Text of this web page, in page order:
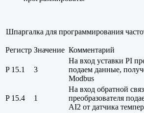
Шпаргалка для программирования
Регистр Значение Комментарий
P 15.1 3
На вход уставки PI
подаем данные,
Modbus
P 15.4 1
На вход обратной
преобразователя
AI2 от датчика